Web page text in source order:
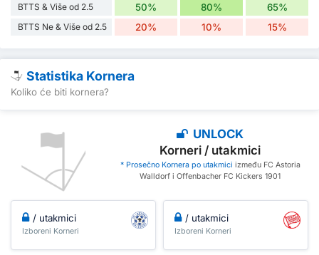
BTTS & Više od 2.5 50% 80% 65%
BTTS Ne & Više od 2.5 20% 10% 15%
Statistika Kornera
Koliko će biti kornera?
UNLOCK
Korneri / utakmici
* Prosečno Kornera po utakmici između FC Astoria
Walldorf i Offenbacher FC Kickers 1901
/ utakmici
Izboreni Korneri
/ utakmici
Izboreni Korneri